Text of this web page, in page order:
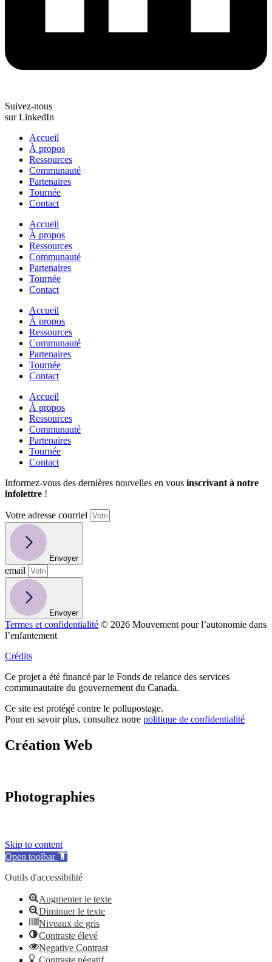
Suivez-nous
sur LinkedIn
Accueil
À propos
Ressources
Communauté
Partenaires
Tournée
Contact
Accueil
À propos
Ressources
Communauté
Partenaires
Tournée
Contact
Accueil
À propos
Ressources
Communauté
Partenaires
Tournée
Contact
Accueil
À propos
Ressources
Communauté
Partenaires
Tournée
Contact
Informez-vous des dernières nouvelles en vous inscrivant à notre
infolettre !
Votre adresse courriel
Envoyer
email
Envoyer
Termes et confidentialité © 2026 Mouvement pour l’autonomie dans
l’enfantement
Crédits
Ce projet a été financé par le Fonds de relance des services
communautaire du gouvernement du Canada.
Ce site est protégé contre le pollupostage.
Pour en savoir plus, consultez notre politique de confidentialité
Création Web
Photographies
Skip to content
Open toolbar
Outils d'accessibilité
Augmenter le texte
Diminuer le texte
Niveaux de gris
Contraste élevé
Negative Contrast
Contraste négatif